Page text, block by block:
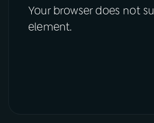
Your browser does not
element.